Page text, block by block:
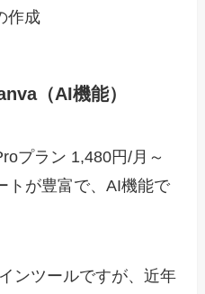
作成
（AI機能）
プラン 1,480円/月～
トが豊富で、AI機能で
ンツールですが、近年